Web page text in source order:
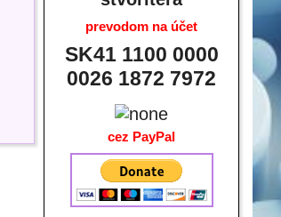
prevodom na účet
SK41 1100 0000
0026 1872 7972
cez PayPal